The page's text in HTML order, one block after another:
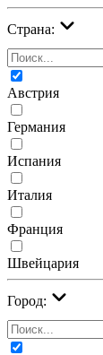
Страна:
Австрия
Германия
Испания
Италия
Франция
Швейцария
Город: